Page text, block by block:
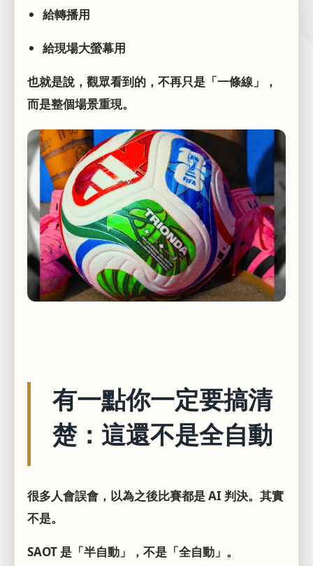
給轉播用
給現場大螢幕用
也就是說，觀眾看到的，不再只是「一條線」，
而是整個場景重現。
有一點你一定要搞清
楚：這還不是全自動
很多人會誤會，以為之後比賽都是 AI 判決。其實
不是。
SAOT 是「半自動」，不是「全自動」。